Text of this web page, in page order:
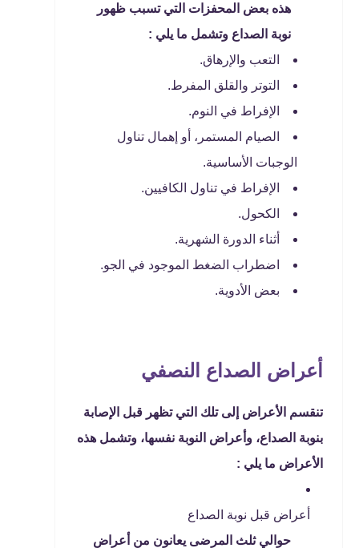
هذه بعض المحفزات التي تسبب ظهور
نوبة الصداع وتشمل ما يلي :
التعب والإرهاق.
التوتر والقلق المفرط.
الإفراط في النوم.
الصيام المستمر، أو إهمال تناول
الوجبات الأساسية.
الإفراط في تناول الكافيين.
الكحول.
أثناء الدورة الشهرية.
اضطراب الضغط الموجود في الجو.
بعض الأدوية.
أعراض الصداع النصفي
تنقسم الأعراض إلى تلك التي تظهر قبل الإصابة
بنوبة الصداع، وأعراض النوبة نفسها، وتشمل هذه
الأعراض ما يلي :
أعراض قبل نوبة الصداع
حوالي ثلث المرضى يعانون من أعراض